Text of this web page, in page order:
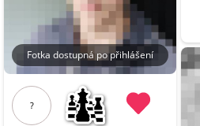
Fotka dostupná po přihlášení
?